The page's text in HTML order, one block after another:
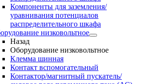
Компоненты для заземления/
уравнивания потенциалов
распределительного шкафа
низковольтное
Назад
Оборудование низковольтное
Клемма шинная
Контакт вспомогательный
Контактор/магнитный пускатель/